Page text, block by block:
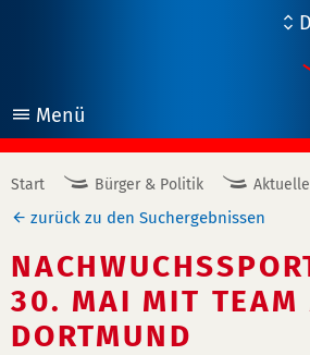
Menü
öffnen
Start Bürger & Politik
zurück zu den Suchergebnissen
30. MAI MIT TEAM
DORTMUND